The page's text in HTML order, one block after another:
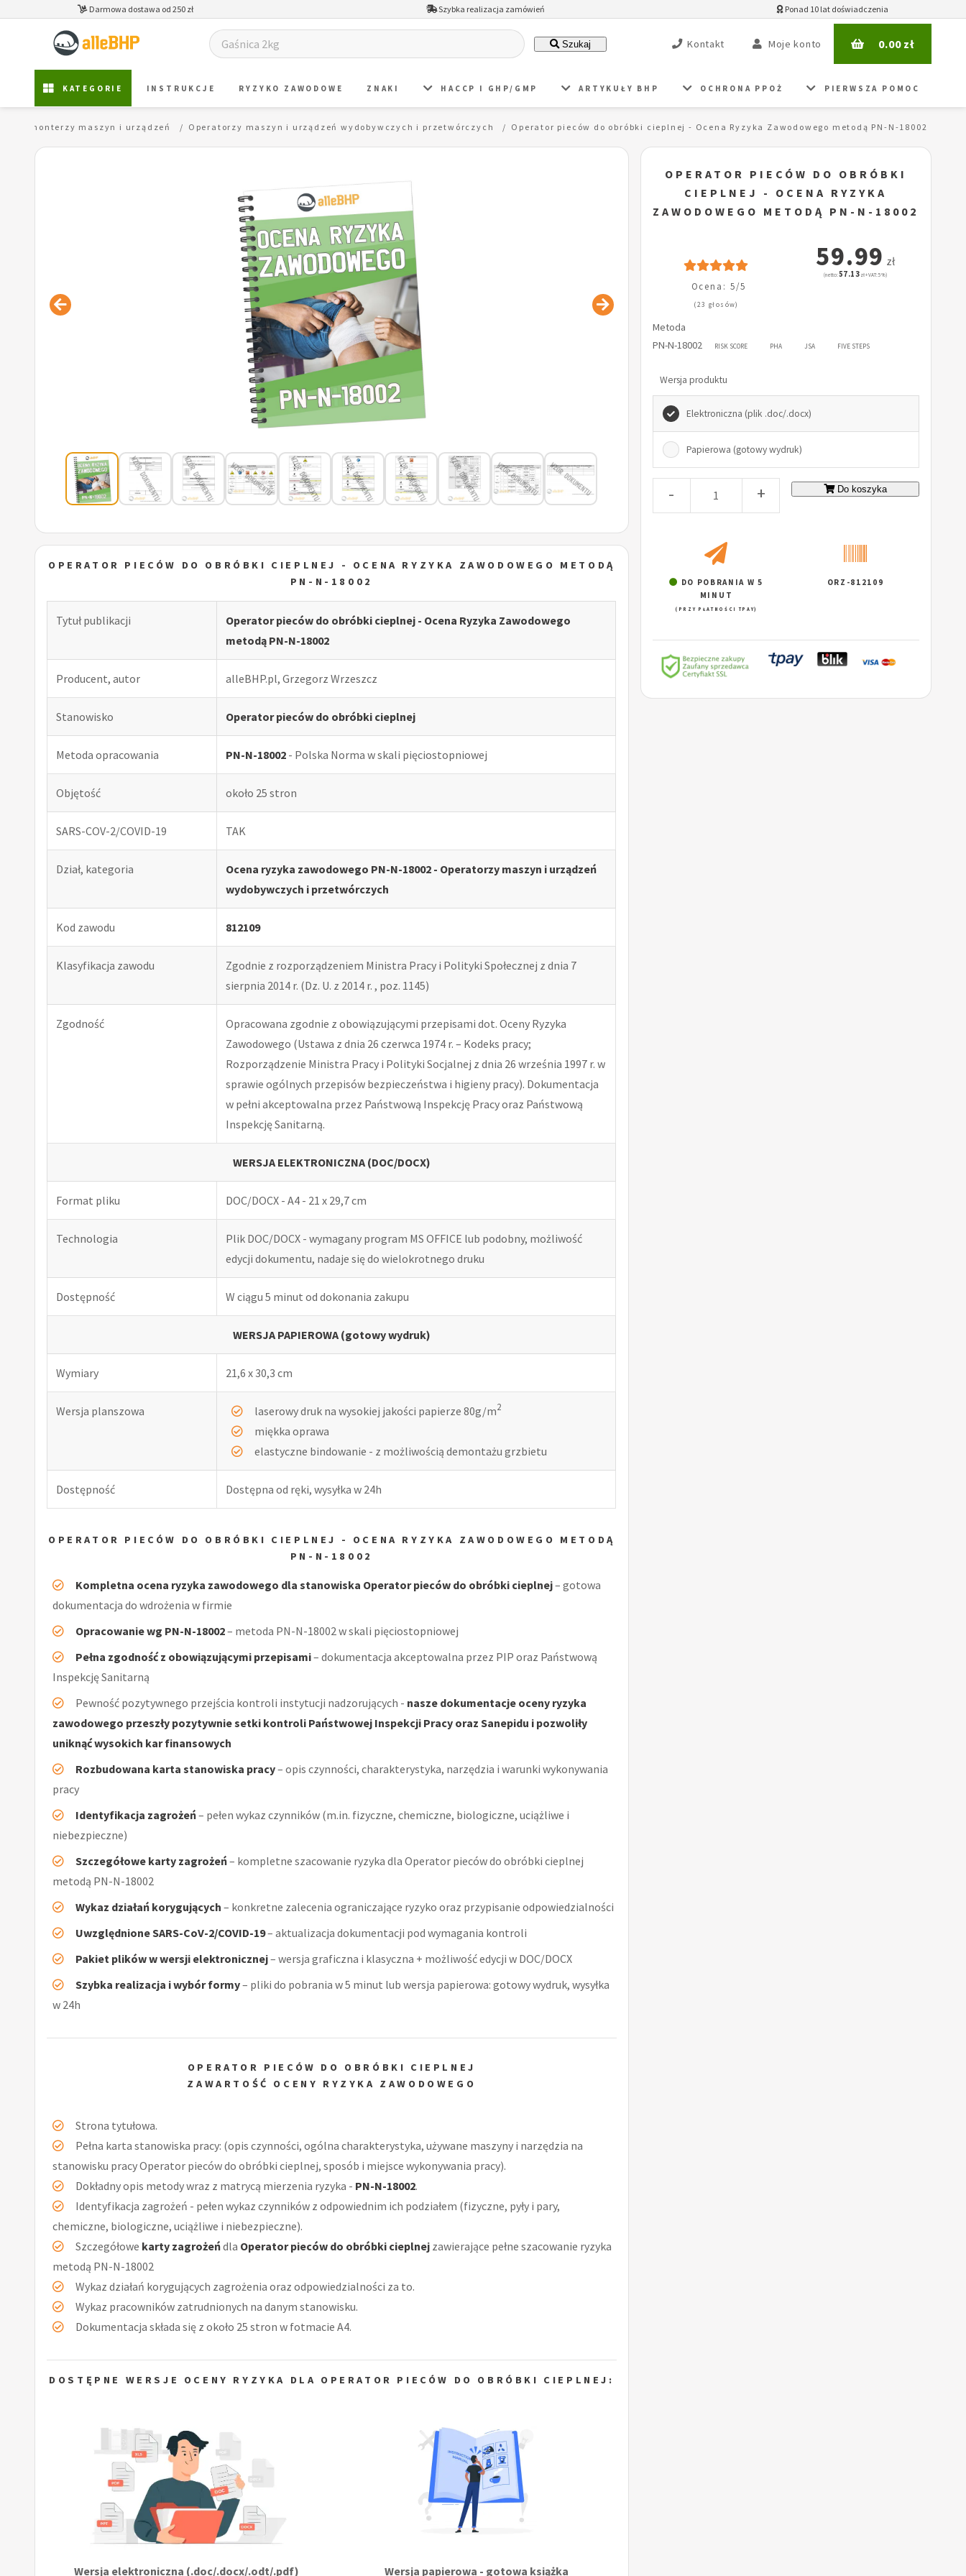
Darmowa dostawa od 250 zł Szybka realizacja zamówień Ponad 10 lat doświadczenia
Szukaj Kontakt Moje konto 0.00zł
KATEGORIE INSTRUKCJE RYZYKO ZAWODOWE ZNAKI HACCP I GHP/GMP ARTYKUŁY BHP OCHRONA PPOŻ PIERWSZA POMOC
i monterzy maszyn i urządzeń Operatorzy maszyn i urządzeń wydobywczych i przetwórczych Operator pieców do obróbki cieplnej - Ocena Ryzyka Zawodowego metodą PN-N-18002
OPERATOR PIECÓW DO OBRÓBKI CIEPLNEJ - OCENA RYZYKA ZAWODOWEGO METODĄ
PN-N-18002
Tytuł publikacji
Operator pieców do obróbki cieplnej - Ocena Ryzyka Zawodowego
metodą PN-N-18002
Producent, autor alleBHP.pl, Grzegorz Wrzeszcz
Stanowisko Operator pieców do obróbki cieplnej
Metoda opracowania PN-N-18002 - Polska Norma w skali pięciostopniowej
Objętość około 25 stron
SARS-COV-2/COVID-19 TAK
Dział, kategoria
Ocena ryzyka zawodowego PN-N-18002 - Operatorzy maszyn i urządzeń
wydobywczych i przetwórczych
Kod zawodu 812109
Klasyfikacja zawodu
Zgodnie z rozporządzeniem Ministra Pracy i Polityki Społecznej z dnia 7
sierpnia 2014 r. (Dz. U. z 2014 r. , poz. 1145)
Zgodność
Opracowana zgodnie z obowiązującymi przepisami dot. Oceny Ryzyka
Zawodowego (Ustawa z dnia 26 czerwca 1974 r. – Kodeks pracy;
Rozporządzenie Ministra Pracy i Polityki Socjalnej z dnia 26 września 1997 r. w
sprawie ogólnych przepisów bezpieczeństwa i higieny pracy). Dokumentacja
w pełni akceptowalna przez Państwową Inspekcję Pracy oraz Państwową
Inspekcję Sanitarną.
WERSJA ELEKTRONICZNA (DOC/DOCX)
Format pliku DOC/DOCX - A4 - 21 x 29,7 cm
Technologia
Plik DOC/DOCX - wymagany program MS OFFICE lub podobny, możliwość
edycji dokumentu, nadaje się do wielokrotnego druku
Dostępność W ciągu 5 minut od dokonania zakupu
WERSJA PAPIEROWA (gotowy wydruk)
Wymiary 21,6 x 30,3 cm
Wersja planszowa laserowy druk na wysokiej jakości papierze 80g/m2
miękka oprawa
elastyczne bindowanie - z możliwością demontażu grzbietu
Dostępność Dostępna od ręki, wysyłka w 24h
OPERATOR PIECÓW DO OBRÓBKI CIEPLNEJ - OCENA RYZYKA ZAWODOWEGO METODĄ
PN-N-18002
Kompletna ocena ryzyka zawodowego dla stanowiska Operator pieców do obróbki cieplnej– gotowa
dokumentacja do wdrożenia w firmie
Opracowanie wg PN-N-18002– metoda PN-N-18002 w skali pięciostopniowej
Pełna zgodność z obowiązującymi przepisami– dokumentacja akceptowalna przez PIP oraz Państwową
Inspekcję Sanitarną
Pewność pozytywnego przejścia kontroli instytucji nadzorujących - nasze dokumentacje oceny ryzyka
zawodowego przeszły pozytywnie setki kontroli Państwowej Inspekcji Pracy oraz Sanepidu i pozwoliły
uniknąć wysokich kar finansowych
Rozbudowana karta stanowiska pracy– opis czynności, charakterystyka, narzędzia i warunki wykonywania
pracy
Identyfikacja zagrożeń– pełen wykaz czynników (m.in. fizyczne, chemiczne, biologiczne, uciążliwe i
niebezpieczne)
Szczegółowe karty zagrożeń– kompletne szacowanie ryzyka dla Operator pieców do obróbki cieplnej
metodą PN-N-18002
Wykaz działań korygujących – konkretne zalecenia ograniczające ryzyko oraz przypisanie odpowiedzialności
Uwzględnione SARS-CoV-2/COVID-19– aktualizacja dokumentacji pod wymagania kontroli
Pakiet plików w wersji elektronicznej– wersja graficzna i klasyczna + możliwość edycji w DOC/DOCX
Szybka realizacja i wybór formy– pliki do pobrania w 5 minut lub wersja papierowa: gotowy wydruk, wysyłka
w 24h
OPERATOR PIECÓW DO OBRÓBKI CIEPLNEJ
ZAWARTOŚĆ OCENY RYZYKA ZAWODOWEGO
Strona tytułowa.
Pełna karta stanowiska pracy: (opis czynności, ogólna charakterystyka, używane maszyny i narzędzia na
stanowisku pracy Operator pieców do obróbki cieplnej, sposób i miejsce wykonywania pracy).
Dokładny opis metody wraz z matrycą mierzenia ryzyka - PN-N-18002.
Identyfikacja zagrożeń - pełen wykaz czynników z odpowiednim ich podziałem (fizyczne, pyły i pary,
chemiczne, biologiczne, uciążliwe i niebezpieczne).
Szczegółowe karty zagrożeńdla Operator pieców do obróbki cieplnej zawierające pełne szacowanie ryzyka
metodą PN-N-18002
Wykaz działań korygujących zagrożenia oraz odpowiedzialności za to.
Wykaz pracowników zatrudnionych na danym stanowisku.
Dokumentacja składa się z około 25 stron w fotmacie A4.
DOSTĘPNE WERSJE OCENY RYZYKA DLA OPERATOR PIECÓW DO OBRÓBKI CIEPLNEJ:
Wersja elektroniczna (.doc/.docx/.odt/.pdf) Wersja papierowa - gotowa książka
OPERATOR PIECÓW DO OBRÓBKI
CIEPLNEJ - OCENA RYZYKA
ZAWODOWEGO METODĄ PN-N-18002
Ocena: 5/5
(23 głosów)
59.99 zł
(netto:57.13 zł + VAT: 5%)
Metoda
PN-N-18002
RISK SCORE PHA JSA FIVE STEPS
Wersja produktu
Elektroniczna (plik .doc/.docx)
Papierowa (gotowy wydruk)
- + Do koszyka
DO POBRANIA W 5
MINUT
(PRZY PŁATNOŚCI TPAY)
ORZ-812109